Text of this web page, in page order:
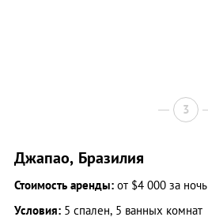
3
Джапао, Бразилия
Стоимость аренды: от $4 000 за ночь
Условия: 5 спален, 5 ванных комнат